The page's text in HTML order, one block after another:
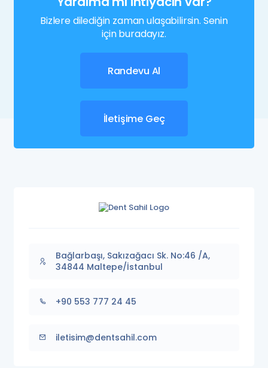
Bizlere dilediğin zaman ulaşabilirsin. Senin
için buradayız.
Randevu Al
İletişime Geç
Bağlarbaşı, Sakızağacı Sk. No:46 /A,
34844 Maltepe/İstanbul
+90 553 777 24 45
iletisim@dentsahil.com